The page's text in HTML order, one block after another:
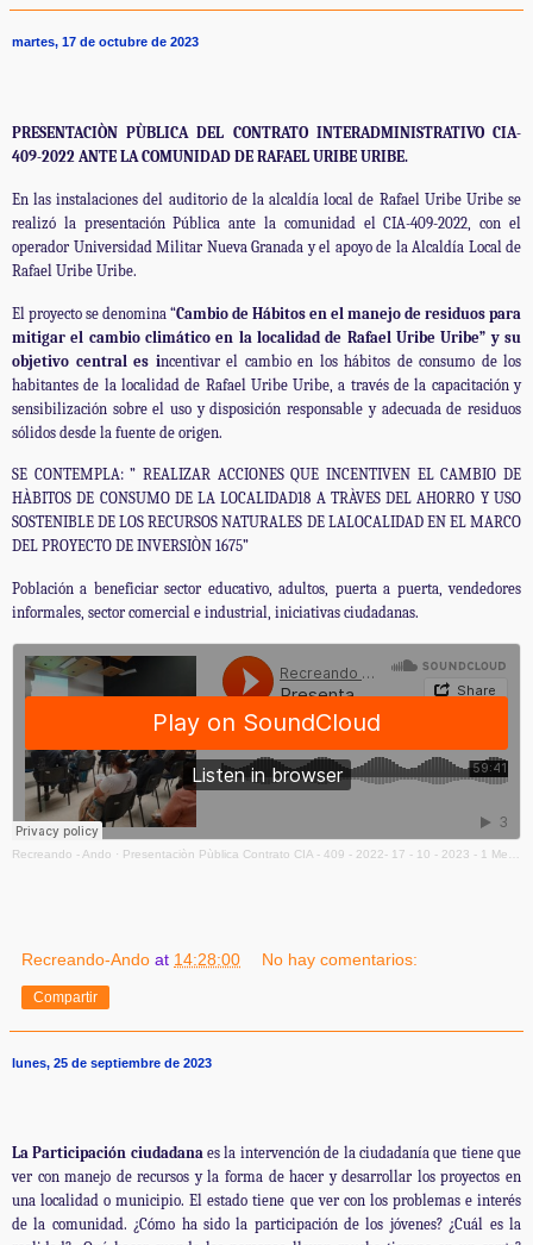
martes, 17 de octubre de 2023
PRESENTACIÒN PÙBLICA DEL CONTRATO INTERADMINISTRATIVO CIA-
409-2022 ANTE LA COMUNIDAD DE RAFAEL URIBE URIBE.
En las instalaciones del auditorio de la alcaldía local de Rafael Uribe Uribe se
realizó la presentación Pública ante la comunidad el CIA-409-2022, con el
operador Universidad Militar Nueva Granada y el apoyo de la Alcaldía Local de
Rafael Uribe Uribe.
El proyecto se denomina “Cambio de Hábitos en el manejo de residuos para
mitigar el cambio climático en la localidad de Rafael Uribe Uribe” y su
objetivo central es incentivar el cambio en los hábitos de consumo de los
habitantes de la localidad de Rafael Uribe Uribe, a través de la capacitación y
sensibilización sobre el uso y disposición responsable y adecuada de residuos
sólidos desde la fuente de origen.
SE CONTEMPLA: ” REALIZAR ACCIONES QUE INCENTIVEN EL CAMBIO DE
HÀBITOS DE CONSUMO DE LA LOCALIDAD18 A TRÀVES DEL AHORRO Y USO
SOSTENIBLE DE LOS RECURSOS NATURALES DE LALOCALIDAD EN EL MARCO
DEL PROYECTO DE INVERSIÒN 1675”
Población a beneficiar sector educativo, adultos, puerta a puerta, vendedores
informales, sector comercial e industrial, iniciativas ciudadanas.
Recreando - Ando · Presentaciòn Pùblica Contrato CIA - 409 - 2022- 17 - 10 - 2023 - 1 Mezcla
Recreando-Ando at 14:28:00 No hay comentarios:
Compartir
lunes, 25 de septiembre de 2023
La Participación ciudadanaes la intervención de la ciudadanía que tiene que
ver con manejo de recursos y la forma de hacer y desarrollar los proyectos en
una localidad o municipio. El estado tiene que ver con los problemas e interés
de la comunidad. ¿Cómo ha sido la participación de los jóvenes? ¿Cuál es la